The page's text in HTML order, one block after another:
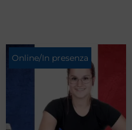
Online/In presenza